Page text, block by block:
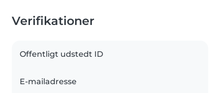
Verifikationer
Offentligt udstedt ID
E-mailadresse